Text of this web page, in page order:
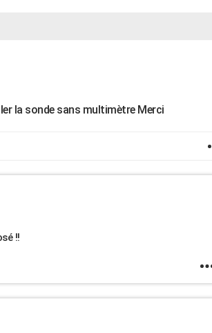
la sonde sans multimètre Merci
!!